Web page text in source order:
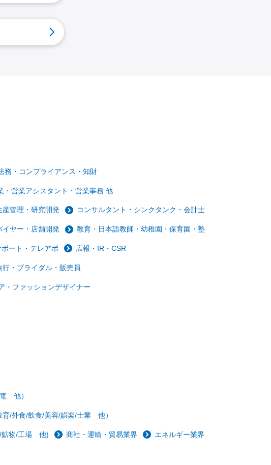
務・コンプライアンス・知財
・営業アシスタント・営業事務 他
管理・研究開発 コンサルタント・シンクタンク・会計士
ヤー・店舗開発 教育・日本語教師・幼稚園・保育園・塾
ート・テレアポ 広報・IR・CSR
・ブライダル・販売員
・ファッションデザイナー
他）
/外食/飲食/美容/娯楽/士業 他）
/鉱物/工場 他) 商社・運輸・貿易業界 エネルギー業界